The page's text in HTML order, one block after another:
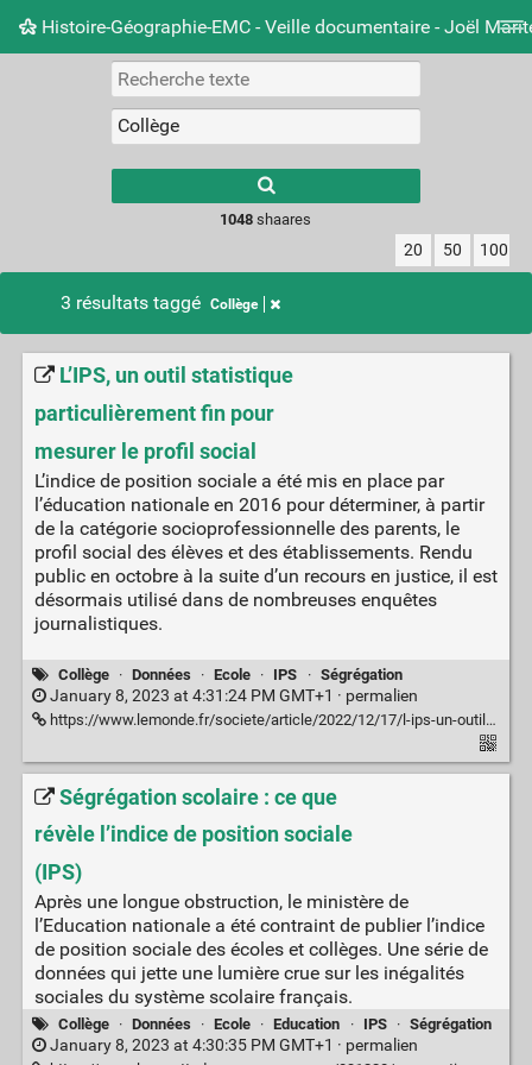
Histoire-Géographie-EMC - Veille documentaire - Joël
Nuage de tags Mur d'images
results.
1048 shaares
20 50 100
3 résultats taggé Collège
L’IPS, un outil statistique
particulièrement fin pour
mesurer le profil social
L’indice de position sociale a été mis en place par
l’éducation nationale en 2016 pour déterminer, à partir
de la catégorie socioprofessionnelle des parents, le
profil social des élèves et des établissements. Rendu
public en octobre à la suite d’un recours en justice, il est
désormais utilisé dans de nombreuses enquêtes
journalistiques.
Collège · Données · Ecole · IPS · Ségrégation
January 8, 2023 at 4:31:24 PM GMT+1 · permalien
https://www.lemonde.fr/societe/article/2022/12/17/l-ips-un-outil-statistique-particulierement-fin-pour-mesurer-le-profil-social_6154850_3224.html
Ségrégation scolaire : ce que
révèle l’indice de position sociale
(IPS)
Après une longue obstruction, le ministère de
l’Education nationale a été contraint de publier l’indice
de position sociale des écoles et collèges. Une série de
données qui jette une lumière crue sur les inégalités
sociales du système scolaire français.
Collège · Données · Ecole · Education · IPS · Ségrégation
January 8, 2023 at 4:30:35 PM GMT+1 · permalien